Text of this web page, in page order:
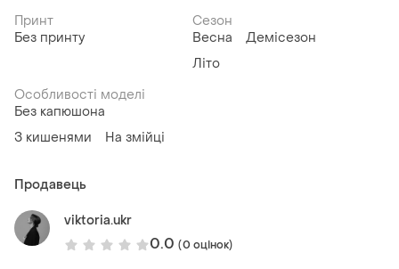
Принт
Без принту
Сезон
Весна
Демісезон
Літо
Особливості моделі
Без капюшона
З кишенями
На змійці
Продавець
viktoria.ukr
0.0 (0 оцінок)